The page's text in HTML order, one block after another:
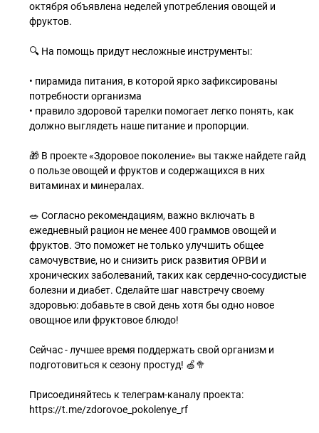
октября объявлена неделей употребления овощей и
фруктов.
🔍 На помощь придут несложные инструменты:
• пирамида питания, в которой ярко зафиксированы
потребности организма
• правило здоровой тарелки помогает легко понять, как
должно выглядеть наше питание и пропорции.
🎁 В проекте «Здоровое поколение» вы также найдете гайд
о пользе овощей и фруктов и содержащихся в них
витаминах и минералах.
🥗 Согласно рекомендациям, важно включать в
ежедневный рацион не менее 400 граммов овощей и
фруктов. Это поможет не только улучшить общее
самочувствие, но и снизить риск развития ОРВИ и
хронических заболеваний, таких как сердечно-сосудистые
болезни и диабет. Сделайте шаг навстречу своему
здоровью: добавьте в свой день хотя бы одно новое
овощное или фруктовое блюдо!
Сейчас - лучшее время поддержать свой организм и
подготовиться к сезону простуд! 🍏🥦
Присоединяйтесь к телеграм-каналу проекта:
https://t.me/zdorovoe_pokolenye_rf